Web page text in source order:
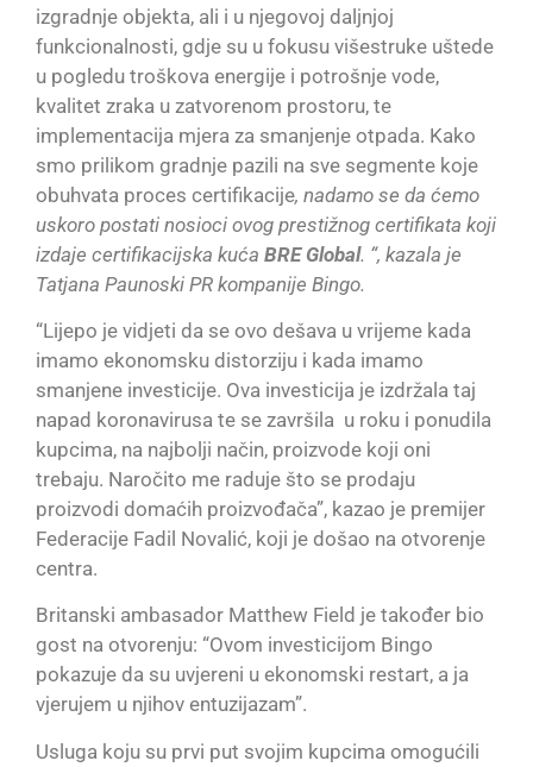
izgradnje objekta, ali i u njegovoj daljnjoj
funkcionalnosti, gdje su u fokusu višestruke uštede
u pogledu troškova energije i potrošnje vode,
kvalitet zraka u zatvorenom prostoru, te
implementacija mjera za smanjenje otpada. Kako
smo prilikom gradnje pazili na sve segmente koje
obuhvata proces certifikacije, nadamo se da ćemo
uskoro postati nosioci ovog prestižnog certifikata koji
izdaje certifikacijska kuća BRE Global. “, kazala je
Tatjana Paunoski PR kompanije Bingo.
“Lijepo je vidjeti da se ovo dešava u vrijeme kada
imamo ekonomsku distorziju i kada imamo
smanjene investicije. Ova investicija je izdržala taj
napad koronavirusa te se završila u roku i ponudila
kupcima, na najbolji način, proizvode koji oni
trebaju. Naročito me raduje što se prodaju
proizvodi domaćih proizvođača”, kazao je premijer
Federacije Fadil Novalić, koji je došao na otvorenje
centra.
Britanski ambasador Matthew Field je također bio
gost na otvorenju: “Ovom investicijom Bingo
pokazuje da su uvjereni u ekonomski restart, a ja
vjerujem u njihov entuzijazam”.
Usluga koju su prvi put svojim kupcima omogućili